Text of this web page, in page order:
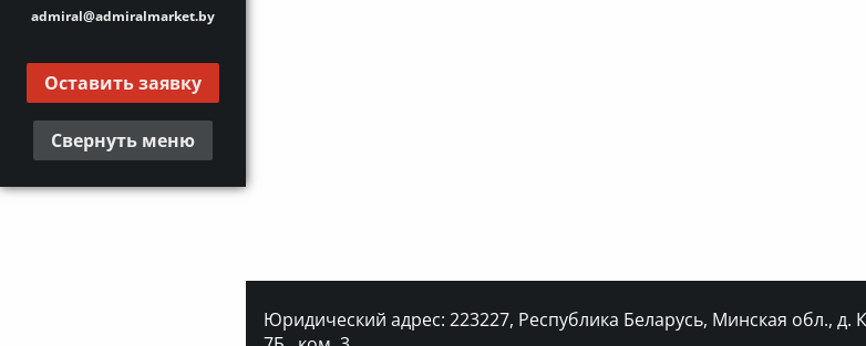
admiral@admiralmarket.by
Оставить заявку
Свернуть меню
Юридический адрес: 223227, Республика Беларусь, Минская обл., д.